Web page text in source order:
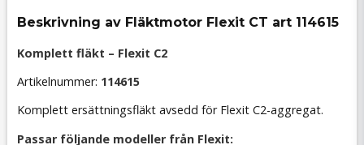
Beskrivning av Fläktmotor Flexit CT art 114615
Komplett fläkt – Flexit C2
Artikelnummer: 114615
Komplett ersättningsfläkt avsedd för Flexit C2-aggregat.
Passar följande modeller från Flexit: